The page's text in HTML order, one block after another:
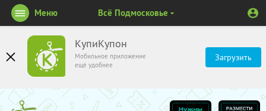
КупиКупон
Мобильное приложение
ещё удобнее
Загрузить
Меню Всё Подмосковье